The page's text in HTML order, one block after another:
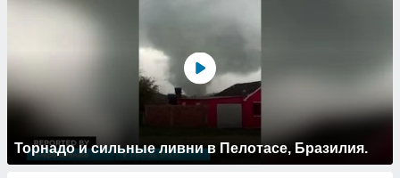
Торнадо и сильные ливни в Пелотасе, Бразилия.